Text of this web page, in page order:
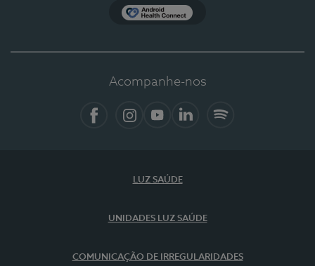
Acompanhe-nos
LUZ SAÚDE
UNIDADES LUZ SAÚDE
COMUNICAÇÃO DE IRREGULARIDADES